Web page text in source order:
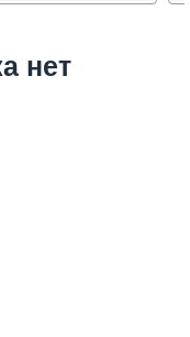
нет